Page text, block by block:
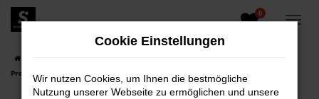
Zum
Hauptinhalt
0
Proace City Verso Tageszulassung für Cottbus
Cookie Einstellungen
Wir nutzen Cookies, um Ihnen die bestmögliche
Nutzung unserer Webseite zu ermöglichen und unsere